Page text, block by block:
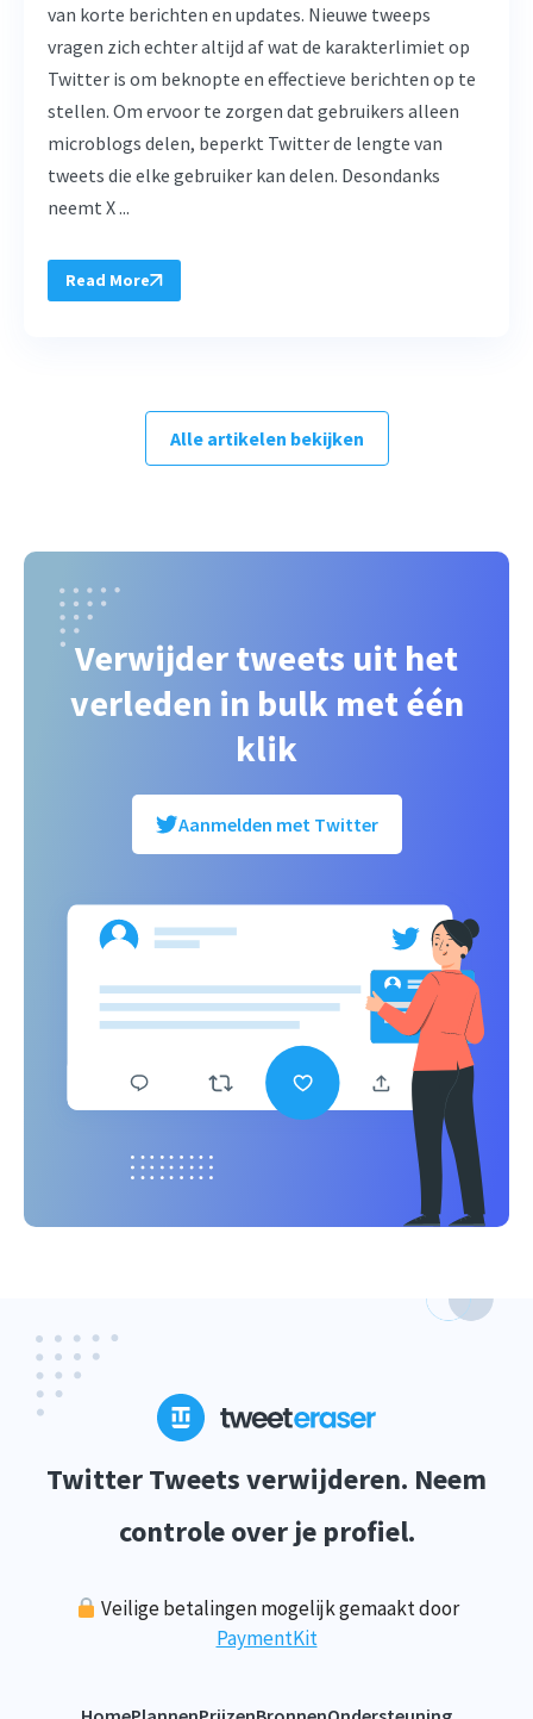
van korte berichten en updates. Nieuwe tweeps
vragen zich echter altijd af wat de karakterlimiet op
Twitter is om beknopte en effectieve berichten op te
stellen. Om ervoor te zorgen dat gebruikers alleen
microblogs delen, beperkt Twitter de lengte van
tweets die elke gebruiker kan delen. Desondanks
neemt X ...
Read More
Alle artikelen bekijken
Verwijder tweets uit het
verleden in bulk met één
klik
Aanmelden met Twitter
Twitter Tweets verwijderen. Neem
controle over je profiel.
Veilige betalingen mogelijk gemaakt door
PaymentKit